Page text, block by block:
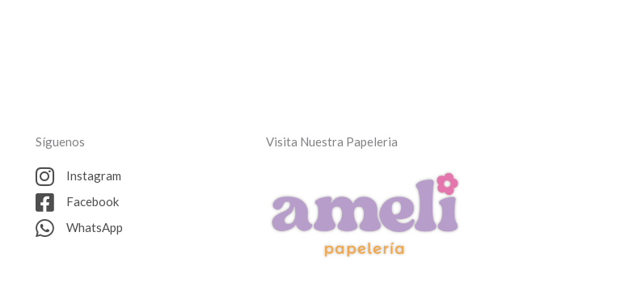
Síguenos
Instagram
Facebook
WhatsApp
Visita Nuestra Papeleria